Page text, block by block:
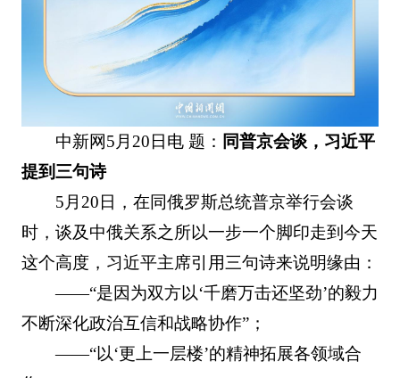
中新网5月20日电 题： 同普京会谈，习近平
提到三句诗
5月20日，在同俄罗斯总统普京举行会谈
时，谈及中俄关系之所以一步一个脚印走到今天
这个高度，习近平主席引用三句诗来说明缘由：
——“是因为双方以‘千磨万击还坚劲’的毅力
不断深化政治互信和战略协作”；
——“以‘更上一层楼’的精神拓展各领域合